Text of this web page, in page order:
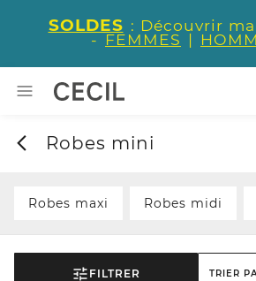
SOLDES : Découvrir
- FEMMES |
Robes mini
Robes maxi Robes midi
FILTRER TRIER